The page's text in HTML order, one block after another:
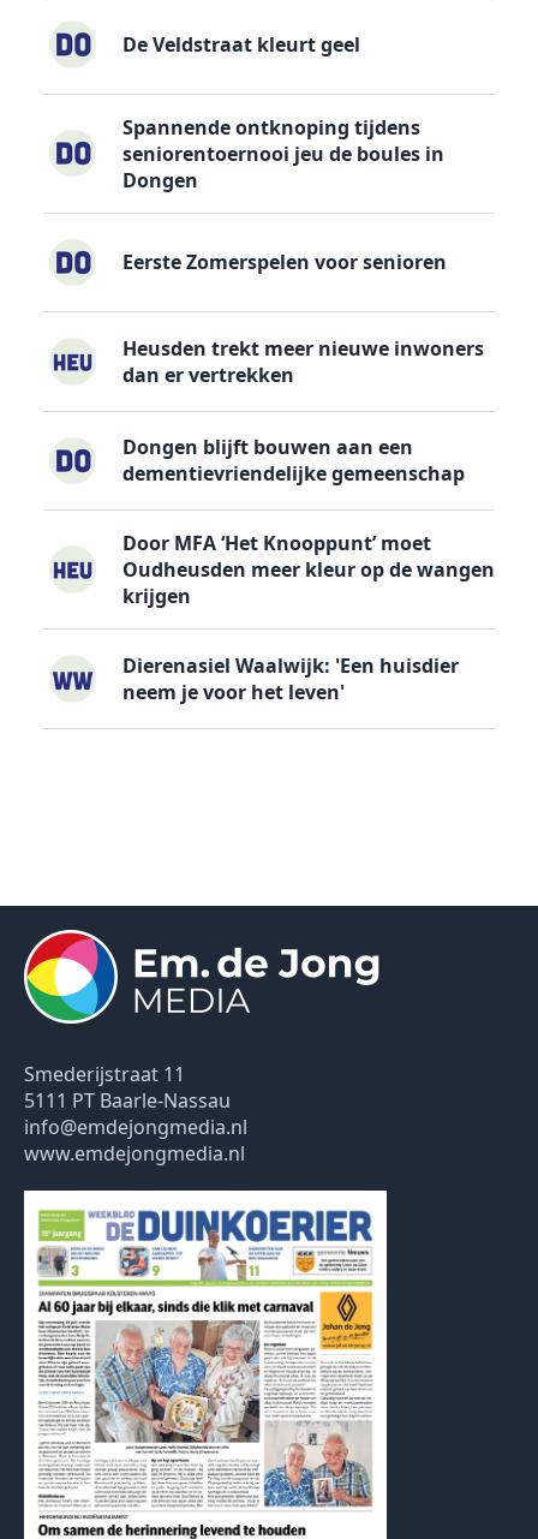
De Veldstraat kleurt geel
Spannende ontknoping tijdens
seniorentoernooi jeu de boules in
Dongen
Eerste Zomerspelen voor senioren
Heusden trekt meer nieuwe inwoners
dan er vertrekken
Dongen blijft bouwen aan een
dementievriendelijke gemeenschap
Door MFA ‘Het Knooppunt’ moet
Oudheusden meer kleur op de wangen
krijgen
Dierenasiel Waalwijk: 'Een huisdier
neem je voor het leven'
Smederijstraat 11
5111 PT Baarle-Nassau
info@emdejongmedia.nl
www.emdejongmedia.nl